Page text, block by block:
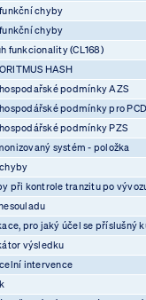
chyby
chyby
funkcionality (CL168)
HASH
podmínky AZS
podmínky pro PCD
podmínky PZS
systém - položka
při kontrole tranzitu po
pro jaký účel se příslušný
výsledku
intervence